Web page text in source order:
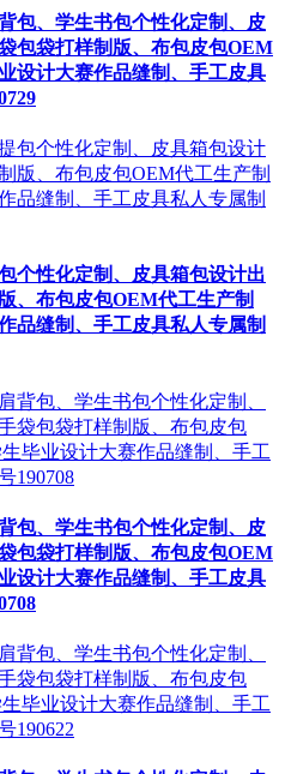
包、学生书包个性化定制、皮
包袋打样制版、布包皮包OEM
设计大赛作品缝制、手工皮具
个性化定制、皮具箱包设计出
、布包皮包OEM代工生产制
品缝制、手工皮具私人专属制
包、学生书包个性化定制、皮
包袋打样制版、布包皮包OEM
设计大赛作品缝制、手工皮具